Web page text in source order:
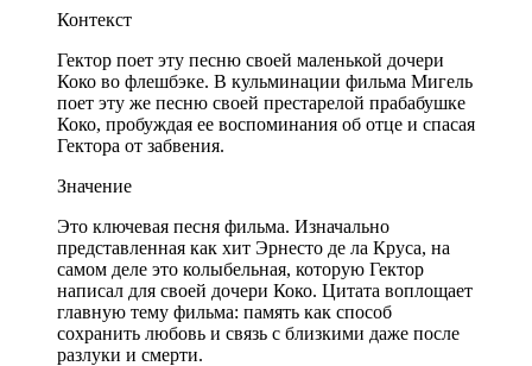
Контекст
Гектор поет эту песню своей маленькой дочери
Коко во флешбэке. В кульминации фильма Мигель
поет эту же песню своей престарелой прабабушке
Коко, пробуждая ее воспоминания об отце и спасая
Гектора от забвения.
Значение
Это ключевая песня фильма. Изначально
представленная как хит Эрнесто де ла Круса, на
самом деле это колыбельная, которую Гектор
написал для своей дочери Коко. Цитата воплощает
главную тему фильма: память как способ
сохранить любовь и связь с близкими даже после
разлуки и смерти.